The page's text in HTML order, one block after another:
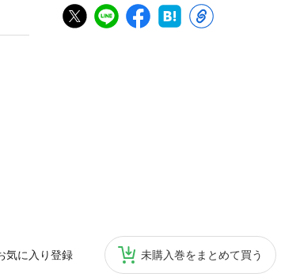
気に入り登録 未購入巻をまとめて買う